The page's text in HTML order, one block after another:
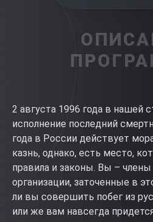
2 августа 1996 года в нашей
исполнение последний
года в России действует
казнь, однако, есть место,
правила и законы. Вы – члены
организации, заточенные в
ли вы совершить побег из
или же вам навсегда